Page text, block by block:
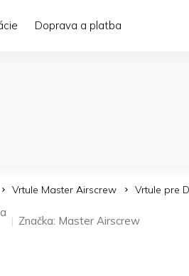
Doprava a platba
Vrtule Master Airscrew Vrtule pre
Značka: Master Airscrew